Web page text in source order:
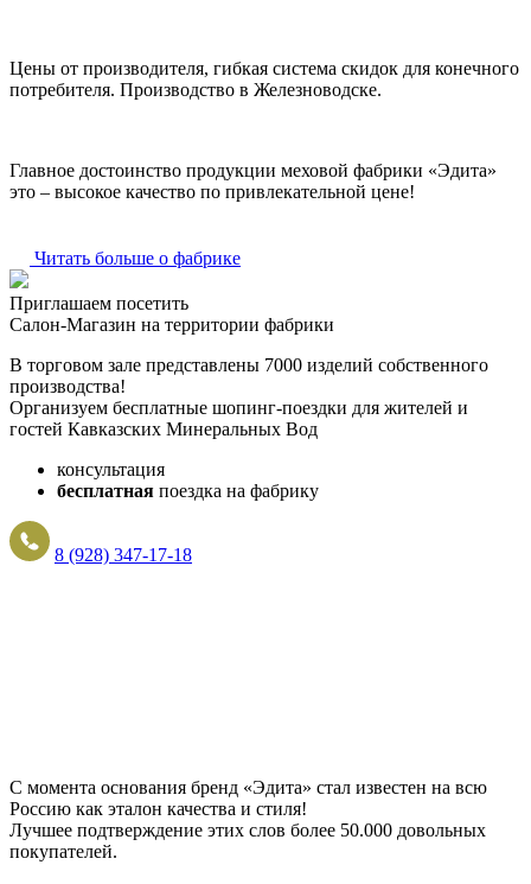
Цены от производителя, гибкая система скидок для конечного
потребителя. Производство в Железноводске.
Главное достоинство продукции меховой фабрики «Эдита»
это – высокое качество по привлекательной цене!
Читать больше о фабрике
Приглашаем посетить
Салон-Магазин на территории фабрики
В торговом зале представлены 7000 изделий собственного
производства!
Организуем бесплатные шопинг-поездки для жителей и
гостей Кавказских Минеральных Вод
консультация
бесплатная поездка на фабрику
8 (928) 347-17-18
С момента основания бренд «Эдита» стал известен на всю
Россию как эталон качества и стиля!
Лучшее подтверждение этих слов более 50.000 довольных
покупателей.